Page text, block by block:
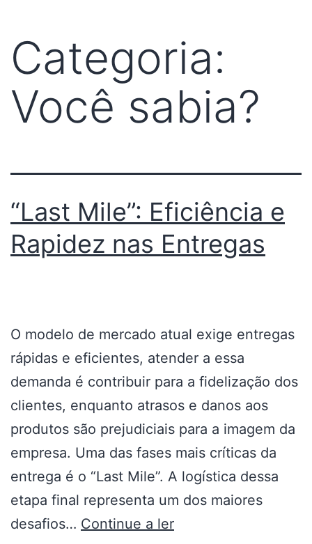
Categoria:
Você sabia?
“Last Mile”: Eficiência e
Rapidez nas Entregas
O modelo de mercado atual exige entregas
rápidas e eficientes, atender a essa
demanda é contribuir para a fidelização dos
clientes, enquanto atrasos e danos aos
produtos são prejudiciais para a imagem da
empresa. Uma das fases mais críticas da
entrega é o “Last Mile”. A logística dessa
etapa final representa um dos maiores
desafios… Continue a ler